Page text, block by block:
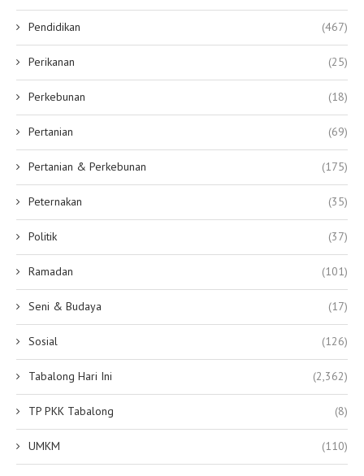
Pendidikan (467)
Perikanan (25)
Perkebunan (18)
Pertanian (69)
Pertanian & Perkebunan (175)
Peternakan (35)
Politik (37)
Ramadan (101)
Seni & Budaya (17)
Sosial (126)
Tabalong Hari Ini (2,362)
TP PKK Tabalong (8)
UMKM (110)